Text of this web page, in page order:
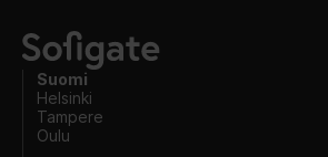
Suomi
Helsinki
Tampere
Oulu